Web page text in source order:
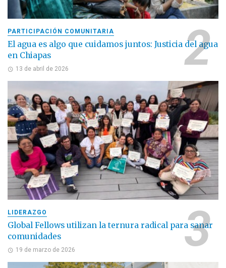
PARTICIPACIÓN COMUNITARIA
El agua es algo que cuidamos juntos: Justicia del agua
en Chiapas
13 de abril de 2026
LIDERAZGO
Global Fellows utilizan la ternura radical para sanar
comunidades
19 de marzo de 2026